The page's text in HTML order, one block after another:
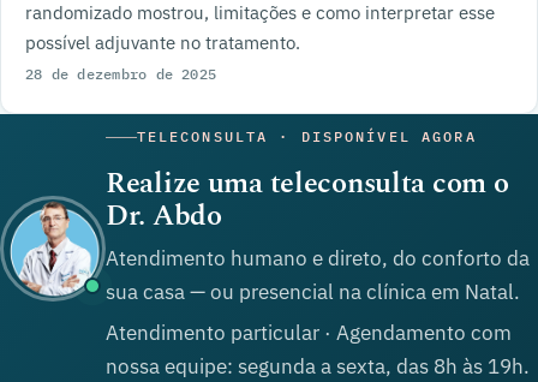
randomizado mostrou, limitações e como interpretar esse
possível adjuvante no tratamento.
28 de dezembro de 2025
TELECONSULTA · DISPONÍVEL AGORA
Realize uma teleconsulta com o
Dr. Abdo
Atendimento humano e direto, do conforto da
sua casa — ou presencial na clínica em Natal.
Atendimento particular · Agendamento com
nossa equipe: segunda a sexta, das 8h às 19h.